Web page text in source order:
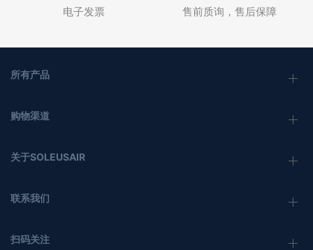
电子发票 售前质询，售后保障
所有产品
购物渠道
关于SOLEUSAIR
联系我们
扫码关注